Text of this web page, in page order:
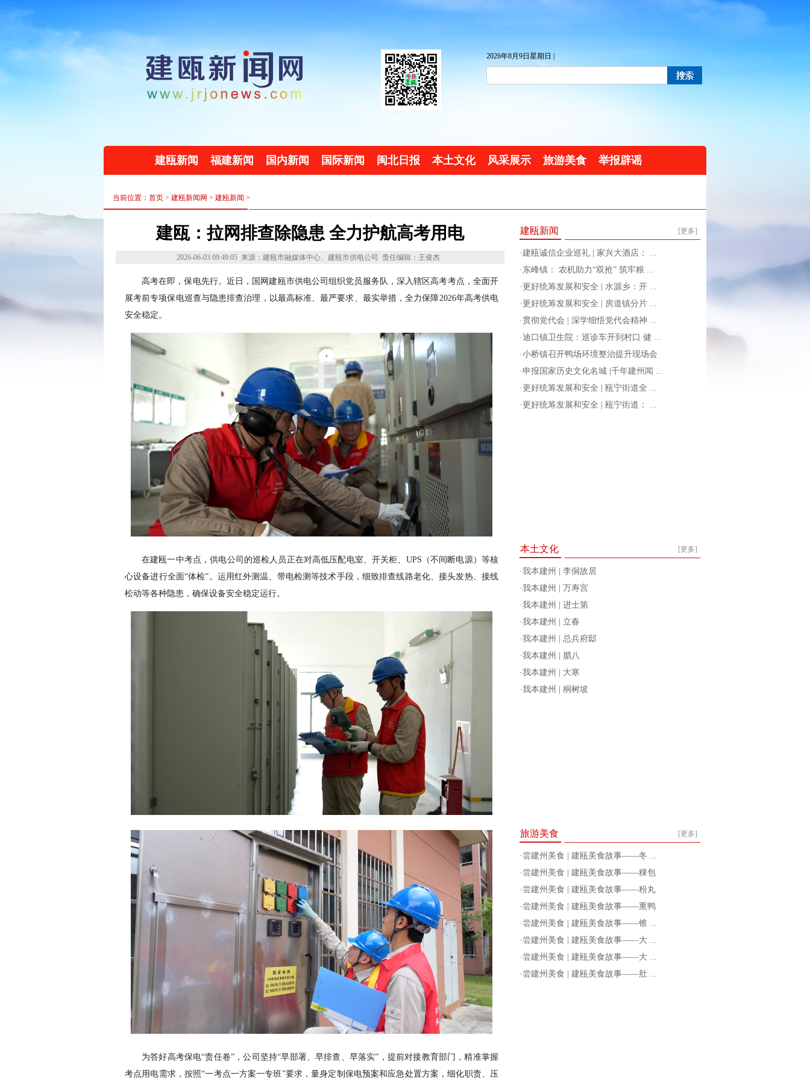
2026年8月9日星期日 |
建瓯新闻 福建新闻 国内新闻 国际新闻 闽北日报 本土文化 风采展示 旅游美食 举报辟谣
当前位置：首页 > 建瓯新闻网 > 建瓯新闻 >
建瓯：拉网排查除隐患 全力护航高考用电
2026-06-03 09:49:05 来源：建瓯市融媒体中心、建瓯市供电公司 责任编辑：王俊杰
高考在即，保电先行。近日，国网建瓯市供电公司组织党员服务队，深入辖区高考考点，全面开
展考前专项保电巡查与隐患排查治理，以最高标准、最严要求、最实举措，全力保障2026年高考供电
安全稳定。
在建瓯一中考点，供电公司的巡检人员正在对高低压配电室、开关柜、UPS（不间断电源）等核
心设备进行全面“体检”。运用红外测温、带电检测等技术手段，细致排查线路老化、接头发热、接线
松动等各种隐患，确保设备安全稳定运行。
为答好高考保电“责任卷”，公司坚持“早部署、早排查、早落实”，提前对接教育部门，精准掌握
考点用电需求，按照“一考点一方案一专班”要求，量身定制保电预案和应急处置方案，细化职责、压
[更多]
建瓯新闻
·建瓯诚信企业巡礼 | 家兴大酒店： ...
· 东峰镇： 农机助力“双抢” 筑牢粮 ...
· 更好统筹发展和安全 | 水源乡：开 ...
· 更好统筹发展和安全 | 房道镇分片 ...
·贯彻党代会 | 深学细悟党代会精神 ...
·迪口镇卫生院：巡诊车开到村口 健 ...
·小桥镇召开鸭场环境整治提升现场会
· 申报国家历史文化名城 |千年建州闻 ...
· 更好统筹发展和安全 | 瓯宁街道全 ...
· 更好统筹发展和安全 | 瓯宁街道： ...
[更多]
本土文化
·我本建州 | 李侗故居
·我本建州 | 万寿宫
·我本建州 | 进士第
·我本建州 | 立春
·我本建州 | 总兵府邸
·我本建州 | 腊八
·我本建州 | 大寒
·我本建州 | 桐树坡
[更多]
旅游美食
·尝建州美食 | 建瓯美食故事——冬 ...
·尝建州美食 | 建瓯美食故事——粿包
·尝建州美食 | 建瓯美食故事——粉丸
·尝建州美食 | 建瓯美食故事——熏鸭
·尝建州美食 | 建瓯美食故事——锥 ...
·尝建州美食 | 建瓯美食故事——大 ...
·尝建州美食 | 建瓯美食故事——大 ...
·尝建州美食 | 建瓯美食故事——肚 ...